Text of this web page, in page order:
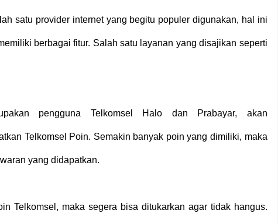
satu provider internet yang begitu populer digunakan, hal ini
berbagai fitur. Salah satu layanan yang disajikan seperti
pengguna Telkomsel Halo dan Prabayar, akan
Telkomsel Poin. Semakin banyak poin yang dimiliki, maka
yang didapatkan.
Telkomsel, maka segera bisa ditukarkan agar tidak hangus.